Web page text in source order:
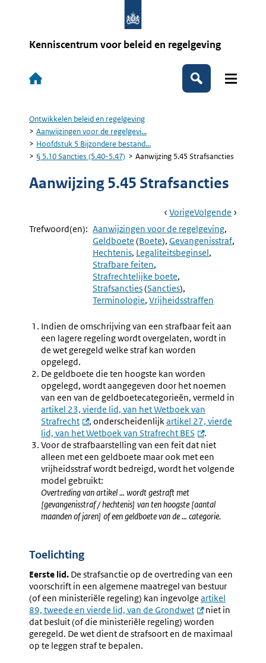
Kenniscentrum voor beleid en regelgeving
Hoofdnavigatie
Zoeken
Kruimelpad
Ontwikkelen beleid en regelgeving
Aanwijzingen voor de regelgevi...
Hoofdstuk 5 Bijzondere bestand...
§ 5.10 Sancties (5.40-5.47)
Aanwijzing 5.45 Strafsancties
Aanwijzing 5.45 Strafsancties
Book
Navigation
Ga
Naar
VorigePagina:
Aanwijzing
5.44
Omschrijving
Met
Feiten
Ga
Naar
Volgende Pagina:
5.46
Trefwoord(en): Aanwijzingen voor de regelgeving
Geldboete (Boete) Gevangenisstraf
Hechtenis Legaliteitsbeginsel
Strafbare feiten
Strafrechtelijke boete
Strafsancties(Sancties)
Terminologie Vrijheidsstraffen
Indien de omschrijving van een strafbaar feit aan
een lagere regeling wordt overgelaten, wordt in
de wet geregeld welke straf kan worden
opgelegd.
De geldboete die ten hoogste kan worden
opgelegd, wordt aangegeven door het noemen
van een van de geldboetecategorieën, vermeld in
artikel 23, vierde lid, van het Wetboek van
Strafrecht
, onderscheidenlijkartikel 27, vierde
lid, van het Wetboek van Strafrecht BES
.
Voor de strafbaarstelling van een feit dat niet
alleen met een geldboete maar ook met een
vrijheidsstraf wordt bedreigd, wordt het volgende
model gebruikt:
Overtreding van artikel … wordt gestraft met
[gevangenisstraf / hechtenis] van ten hoogste [aantal
maanden of jaren] of een geldboete van de … categorie.
Toelichting
Eerste lid. De strafsanctie op de overtreding van een
voorschrift in een algemene maatregel van bestuur
(of een ministeriële regeling) kan ingevolge artikel
89, tweede en vierde lid, van de Grondwet
niet in
dat besluit (of die ministeriële regeling) worden
geregeld. De wet dient de strafsoort en de maximaal
op te leggen straf te bepalen.